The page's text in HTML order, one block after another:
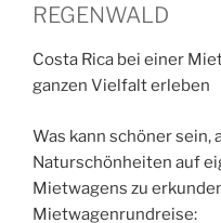
REGENWALD
Costa Rica bei einer
ganzen Vielfalt erleben
Was kann schöner sein,
Naturschönheiten auf
Mietwagens zu
Mietwagenrundreise: